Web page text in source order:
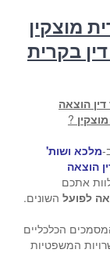
מוצקין
בקרית
דין הוצאה
?
מלכא ושות'
הוצאה
אתכם
לפועל השונים.
הכלכליים
המשפטיות